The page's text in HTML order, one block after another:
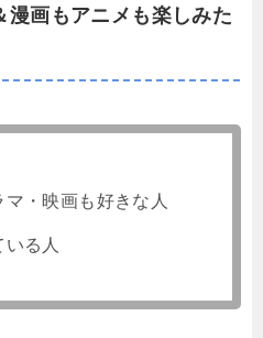
漫画もアニメも楽しみた
・映画も好きな人
る人